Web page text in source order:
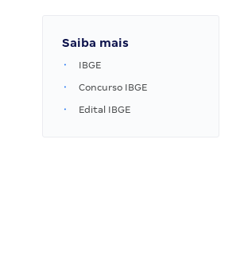
Saiba mais
IBGE
Concurso IBGE
Edital IBGE